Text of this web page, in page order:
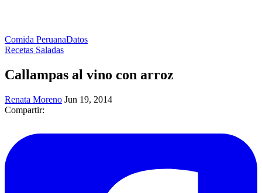
Comida PeruanaDatos
Recetas Saladas
Callampas al vino con arroz
Renata Moreno Jun 19, 2014
Compartir: